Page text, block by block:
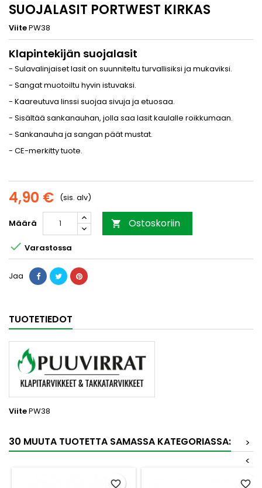
SUOJALASIT PORTWEST KIRKAS
ViitePW38
Klapintekijän suojalasit
- Sulavalinjaiset lasit on suunniteltu turvallisiksi ja mukaviksi.
- Sangat muotoiltu hyvin istuvaksi.
- Kaareutuva linssi suojaa sivuja ja etuosaa.
- Sisältää sankanauhan, jolla saa lasit kaulalle roikkumaan.
- Sankanauha ja sangan päät mustat.
- CE-merkitty tuote.
4,90 € (sis. alv)
Määrä  Ostoskoriin
 Varastossa
Jaa
TUOTETIEDOT
ViitePW38
30 MUUTA TUOTETTA SAMASSA KATEGORIASSA:
>
<
favorite_border favorite_border